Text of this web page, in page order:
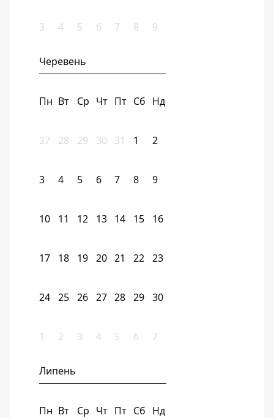
3 4 5 6 7 8 9
Черевень
Пн Вт Ср Чт Пт Сб Нд
27 28 29 30 31 1 2
3 4 5 6 7 8 9
10 11 12 13 14 15 16
17 18 19 20 21 22 23
24 25 26 27 28 29 30
1 2 3 4 5 6 7
Липень
Пн Вт Ср Чт Пт Сб Нд